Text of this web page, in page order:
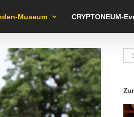
Museum CRYPTONEUM-